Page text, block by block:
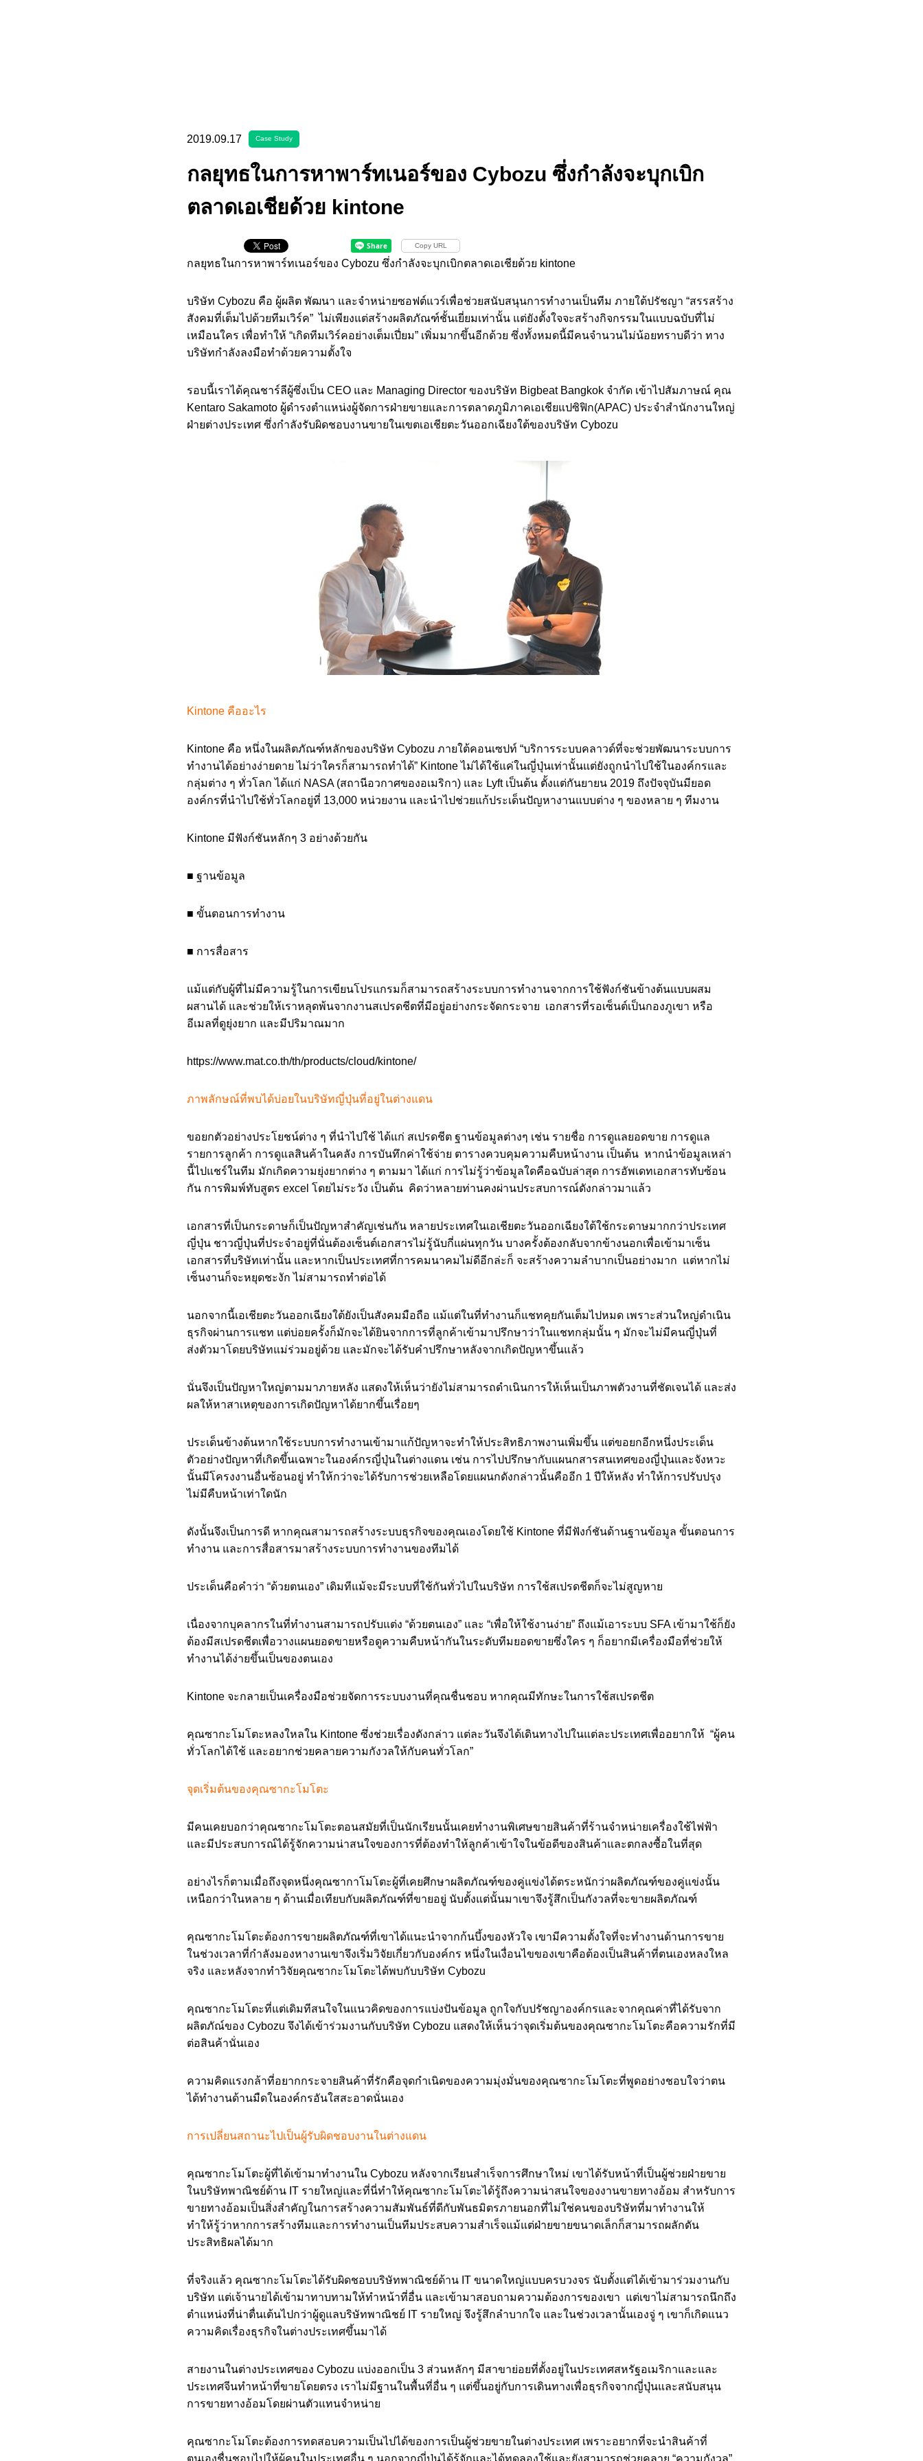
2019.09.17 Case Study
กลยุทธในการหาพาร์ทเนอร์ของ Cybozu ซึ่งกำลังจะบุกเบิก
ตลาดเอเชียด้วย kintone
Copy URL
กลยุทธในการหาพาร์ทเนอร์ของ Cybozu ซึ่งกำลังจะบุกเบิกตลาดเอเชียด้วย kintone
บริษัท Cybozu คือ ผู้ผลิต พัฒนา และจำหน่ายซอฟต์แวร์เพื่อช่วยสนับสนุนการทำงานเป็นทีม ภายใต้ปรัชญา “สรรสร้าง
สังคมที่เต็มไปด้วยทีมเวิร์ค” ไม่เพียงแต่สร้างผลิตภัณฑ์ชั้นเยี่ยมเท่านั้น แต่ยังตั้งใจจะสร้างกิจกรรมในแบบฉบับที่ไม่
เหมือนใคร เพื่อทำให้ “เกิดทีมเวิร์คอย่างเต็มเปี่ยม” เพิ่มมากขึ้นอีกด้วย ซึ่งทั้งหมดนี้มีคนจำนวนไม่น้อยทราบดีว่า ทาง
บริษัทกำลังลงมือทำด้วยความตั้งใจ
รอบนี้เราได้คุณชาร์ลีผู้ซึ่งเป็น CEO และ Managing Director ของบริษัท Bigbeat Bangkok จำกัด เข้าไปสัมภาษณ์ คุณ
Kentaro Sakamoto ผู้ดำรงตำแหน่งผู้จัดการฝ่ายขายและการตลาดภูมิภาคเอเชียแปซิฟิก(APAC) ประจำสำนักงานใหญ่
ฝ่ายต่างประเทศ ซึ่งกำลังรับผิดชอบงานขายในเขตเอเชียตะวันออกเฉียงใต้ของบริษัท Cybozu
Kintone คืออะไร
Kintone คือ หนึ่งในผลิตภัณฑ์หลักของบริษัท Cybozu ภายใต้คอนเซปท์ “บริการระบบคลาวด์ที่จะช่วยพัฒนาระบบการ
ทำงานได้อย่างง่ายดาย ไม่ว่าใครก็สามารถทำได้” Kintone ไม่ได้ใช้แค่ในญี่ปุ่นเท่านั้นแต่ยังถูกนำไปใช้ในองค์กรและ
กลุ่มต่าง ๆ ทั่วโลก ได้แก่ NASA (สถานีอวกาศของอเมริกา) และ Lyft เป็นต้น ตั้งแต่กันยายน 2019 ถึงปัจจุบันมียอด
องค์กรที่นำไปใช้ทั่วโลกอยู่ที่ 13,000 หน่วยงาน และนำไปช่วยแก้ประเด็นปัญหางานแบบต่าง ๆ ของหลาย ๆ ทีมงาน
Kintone มีฟังก์ชันหลักๆ 3 อย่างด้วยกัน
■ ฐานข้อมูล
■ ขั้นตอนการทำงาน
■ การสื่อสาร
แม้แต่กับผู้ที่ไม่มีความรู้ในการเขียนโปรแกรมก็สามารถสร้างระบบการทำงานจากการใช้ฟังก์ชันข้างต้นแบบผสม
ผสานได้ และช่วยให้เราหลุดพ้นจากงานสเปรดชีตที่มีอยู่อย่างกระจัดกระจาย เอกสารที่รอเซ็นต์เป็นกองภูเขา หรือ
อีเมลที่ดูยุ่งยาก และมีปริมาณมาก
https://www.mat.co.th/th/products/cloud/kintone/
ภาพลักษณ์ที่พบได้บ่อยในบริษัทญี่ปุ่นที่อยู่ในต่างแดน
ขอยกตัวอย่างประโยชน์ต่าง ๆ ที่นำไปใช้ ได้แก่ สเปรดชีต ฐานข้อมูลต่างๆ เช่น รายชื่อ การดูแลยอดขาย การดูแล
รายการลูกค้า การดูแลสินค้าในคลัง การบันทึกค่าใช้จ่าย ตารางควบคุมความคืบหน้างาน เป็นต้น หากนำข้อมูลเหล่า
นี้ไปแชร์ในทีม มักเกิดความยุ่งยากต่าง ๆ ตามมา ได้แก่ การไม่รู้ว่าข้อมูลใดคือฉบับล่าสุด การอัพเดทเอกสารทับซ้อน
กัน การพิมพ์ทับสูตร excel โดยไม่ระวัง เป็นต้น คิดว่าหลายท่านคงผ่านประสบการณ์ดังกล่าวมาแล้ว
เอกสารที่เป็นกระดาษก็เป็นปัญหาสำคัญเช่นกัน หลายประเทศในเอเชียตะวันออกเฉียงใต้ใช้กระดาษมากกว่าประเทศ
ญี่ปุ่น ชาวญี่ปุ่นที่ประจำอยู่ที่นั่นต้องเซ็นต์เอกสารไม่รู้นับกี่แผ่นทุกวัน บางครั้งต้องกลับจากข้างนอกเพื่อเข้ามาเซ็น
เอกสารที่บริษัทเท่านั้น และหากเป็นประเทศที่การคมนาคมไม่ดีอีกล่ะก็ จะสร้างความลำบากเป็นอย่างมาก แต่หากไม่
เซ็นงานก็จะหยุดชะงัก ไม่สามารถทำต่อได้
นอกจากนี้เอเชียตะวันออกเฉียงใต้ยังเป็นสังคมมือถือ แม้แต่ในที่ทำงานก็แชทคุยกันเต็มไปหมด เพราะส่วนใหญ่ดำเนิน
ธุรกิจผ่านการแชท แต่บ่อยครั้งก็มักจะได้ยินจากการที่ลูกค้าเข้ามาปรึกษาว่าในแชทกลุ่มนั้น ๆ มักจะไม่มีคนญี่ปุ่นที่
ส่งตัวมาโดยบริษัทแม่ร่วมอยู่ด้วย และมักจะได้รับคำปรึกษาหลังจากเกิดปัญหาขึ้นแล้ว
นั่นจึงเป็นปัญหาใหญ่ตามมาภายหลัง แสดงให้เห็นว่ายังไม่สามารถดำเนินการให้เห็นเป็นภาพตัวงานที่ชัดเจนได้ และส่ง
ผลให้หาสาเหตุของการเกิดปัญหาได้ยากขึ้นเรื่อยๆ
ประเด็นข้างต้นหากใช้ระบบการทำงานเข้ามาแก้ปัญหาจะทำให้ประสิทธิภาพงานเพิ่มขึ้น แต่ขอยกอีกหนึ่งประเด็น
ตัวอย่างปัญหาที่เกิดขึ้นเฉพาะในองค์กรญี่ปุ่นในต่างแดน เช่น การไปปรึกษากับแผนกสารสนเทศของญี่ปุ่นและจังหวะ
นั้นมีโครงงานอื่นซ้อนอยู่ ทำให้กว่าจะได้รับการช่วยเหลือโดยแผนกดังกล่าวนั้นคืออีก 1 ปีให้หลัง ทำให้การปรับปรุง
ไม่มีคืบหน้าเท่าใดนัก
ดังนั้นจึงเป็นการดี หากคุณสามารถสร้างระบบธุรกิจของคุณเองโดยใช้ Kintone ที่มีฟังก์ชันด้านฐานข้อมูล ขั้นตอนการ
ทำงาน และการสื่อสารมาสร้างระบบการทำงานของทีมได้
ประเด็นคือคำว่า “ด้วยตนเอง” เดิมทีแม้จะมีระบบที่ใช้กันทั่วไปในบริษัท การใช้สเปรดชีตก็จะไม่สูญหาย
เนื่องจากบุคลากรในที่ทำงานสามารถปรับแต่ง “ด้วยตนเอง” และ “เพื่อให้ใช้งานง่าย” ถึงแม้เอาระบบ SFA เข้ามาใช้ก็ยัง
ต้องมีสเปรดชีตเพื่อวางแผนยอดขายหรือดูความคืบหน้ากันในระดับทีมยอดขายซึ่งใคร ๆ ก็อยากมีเครื่องมือที่ช่วยให้
ทำงานได้ง่ายขึ้นเป็นของตนเอง
Kintone จะกลายเป็นเครื่องมือช่วยจัดการระบบงานที่คุณชื่นชอบ หากคุณมีทักษะในการใช้สเปรดชีต
คุณซากะโมโตะหลงใหลใน Kintone ซึ่งช่วยเรื่องดังกล่าว แต่ละวันจึงได้เดินทางไปในแต่ละประเทศเพื่ออยากให้ “ผู้คน
ทั่วโลกได้ใช้ และอยากช่วยคลายความกังวลให้กับคนทั่วโลก”
จุดเริ่มต้นของคุณซากะโมโตะ
มีคนเคยบอกว่าคุณซากะโมโตะตอนสมัยที่เป็นนักเรียนนั้นเคยทำงานพิเศษขายสินค้าที่ร้านจำหน่ายเครื่องใช้ไฟฟ้า
และมีประสบการณ์ได้รู้จักความน่าสนใจของการที่ต้องทำให้ลูกค้าเข้าใจในข้อดีของสินค้าและตกลงซื้อในที่สุด
อย่างไรก็ตามเมื่อถึงจุดหนึ่งคุณซากาโมโตะผู้ที่เคยศึกษาผลิตภัณฑ์ของคู่แข่งได้ตระหนักว่าผลิตภัณฑ์ของคู่แข่งนั้น
เหนือกว่าในหลาย ๆ ด้านเมื่อเทียบกับผลิตภัณฑ์ที่ขายอยู่ นับตั้งแต่นั้นมาเขาจึงรู้สึกเป็นกังวลที่จะขายผลิตภัณฑ์
คุณซากะโมโตะต้องการขายผลิตภัณฑ์ที่เขาได้แนะนำจากก้นบึ้งของหัวใจ เขามีความตั้งใจที่จะทำงานด้านการขาย
ในช่วงเวลาที่กำลังมองหางานเขาจึงเริ่มวิจัยเกี่ยวกับองค์กร หนึ่งในเงื่อนไขของเขาคือต้องเป็นสินค้าที่ตนเองหลงใหล
จริง และหลังจากทำวิจัยคุณซากะโมโตะได้พบกับบริษัท Cybozu
คุณซากะโมโตะที่แต่เดิมทีสนใจในแนวคิดของการแบ่งปันข้อมูล ถูกใจกับปรัชญาองค์กรและจากคุณค่าที่ได้รับจาก
ผลิตภัณ์ของ Cybozu จึงได้เข้าร่วมงานกับบริษัท Cybozu แสดงให้เห็นว่าจุดเริ่มต้นของคุณซากะโมโตะคือความรักที่มี
ต่อสินค้านั่นเอง
ความคิดแรงกล้าที่อยากกระจายสินค้าที่รักคือจุดกำเนิดของความมุ่งมั่นของคุณซากะโมโตะที่พูดอย่างชอบใจว่าตน
ได้ทำงานด้านมืดในองค์กรอันใสสะอาดนั่นเอง
การเปลี่ยนสถานะไปเป็นผู้รับผิดชอบงานในต่างแดน
คุณซากะโมโตะผู้ที่ได้เข้ามาทำงานใน Cybozu หลังจากเรียนสำเร็จการศึกษาใหม่ เขาได้รับหน้าที่เป็นผู้ช่วยฝ่ายขาย
ในบริษัทพาณิชย์ด้าน IT รายใหญ่และที่นี่ทำให้คุณซากะโมโตะได้รู้ถึงความน่าสนใจของงานขายทางอ้อม สำหรับการ
ขายทางอ้อมเป็นสิ่งสำคัญในการสร้างความสัมพันธ์ที่ดีกับพันธมิตรภายนอกที่ไม่ใช่คนของบริษัทที่มาทำงานให้
ทำให้รู้ว่าหากการสร้างทีมและการทำงานเป็นทีมประสบความสำเร็จแม้แต่ฝ่ายขายขนาดเล็กก็สามารถผลักดัน
ประสิทธิผลได้มาก
ที่จริงแล้ว คุณซากะโมโตะได้รับผิดชอบบริษัทพาณิชย์ด้าน IT ขนาดใหญ่แบบครบวงจร นับตั้งแต่ได้เข้ามาร่วมงานกับ
บริษัท แต่เจ้านายได้เข้ามาทาบทามให้ทำหน้าที่อื่น และเข้ามาสอบถามความต้องการของเขา แต่เขาไม่สามารถนึกถึง
ตำแหน่งที่น่าตื่นเต้นไปกว่าผู้ดูแลบริษัทพาณิชย์ IT รายใหญ่ จึงรู้สึกลำบากใจ และในช่วงเวลานั้นเองจู่ ๆ เขาก็เกิดแนว
ความคิดเรื่องธุรกิจในต่างประเทศขึ้นมาได้
สายงานในต่างประเทศของ Cybozu แบ่งออกเป็น 3 ส่วนหลักๆ มีสาขาย่อยที่ตั้งอยู่ในประเทศสหรัฐอเมริกาและและ
ประเทศจีนทำหน้าที่ขายโดยตรง เราไม่มีฐานในพื้นที่อื่น ๆ แต่ขึ้นอยู่กับการเดินทางเพื่อธุรกิจจากญี่ปุ่นและสนับสนุน
การขายทางอ้อมโดยผ่านตัวแทนจำหน่าย
คุณซากะโมโตะต้องการทดสอบความเป็นไปได้ของการเป็นผู้ช่วยขายในต่างประเทศ เพราะอยากที่จะนำสินค้าที่
ตนเองชื่นชอบไปให้ผู้คนในประเทศอื่น ๆ นอกจากญี่ปุ่นได้รู้จักและได้ทดลองใช้และยังสามารถช่วยคลาย “ความกังวล”